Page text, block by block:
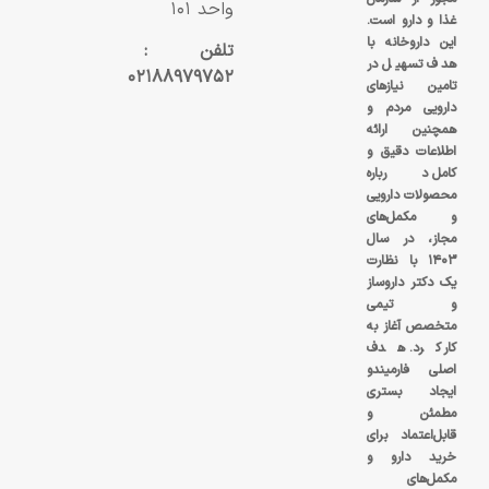
غذا و دارو است.
این داروخانه با
هدف تسهیل در
تامین نیازهای
دارویی مردم و
همچنین ارائه
اطلاعات دقیق و
کامل درباره
محصولات دارویی
و مکمل‌های
مجاز، در سال
۱۴۰۳ با نظارت
یک دکتر داروساز
و تیمی
متخصص آغاز به
کار کرد. هدف
اصلی فارمیندو
ایجاد بستری
مطمئن و
قابل‌اعتماد برای
خرید دارو و
مکمل‌های
واحد ۱۰۱
تلفن :
۰۲۱۸۸۹۷۹۷۵۲